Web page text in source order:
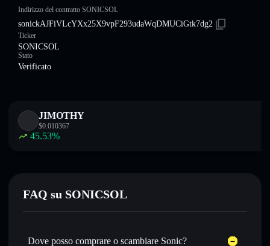
Indirizzo del contratto SONICSOL
sonickAJFiVLcYXx25X9vpF293udaWqDMUCiGtk7dg2
Ticker
SONICSOL
Stato
Verificato
JIMOTHY
$0.010367
45.53%
FAQ su SONICSOL
Dove posso comprare o scambiare Sonic?